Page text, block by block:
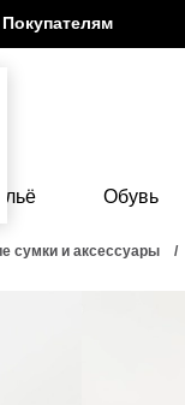
Покупателям
Обувь
сумки и аксессуары